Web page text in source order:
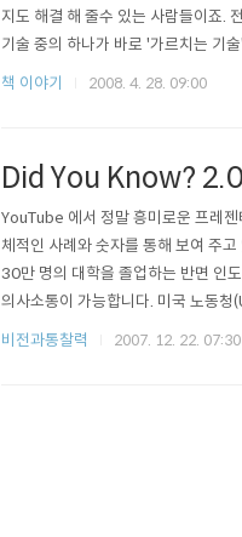
지도 해결 해 줄수 있는 사람들이죠.
기술 중의 하나가 바로 '가르치는 기
사람들입니다. 물론 우리가 속한 조
책 이야기 2008. 4. 28. 09:00
Did You Know?
YouTube 에서 정말 흥미로운 프레
체적인 사례와 숫자를 통해 보여
30만 명의 대학을 졸업하는 반면 인
의사소통이 가능합니다. 미국 노동
1년 미만이라고 합니다. 또한 이들은
비전과통찰력 2007. 12. 22. 07:30